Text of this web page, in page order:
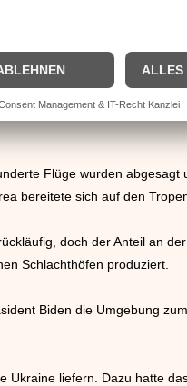
zwölften Klassenstufe nicht
nun zur Deflation
Flüge wurden
bereitete sich auf den
doch der Anteil an
Schlachthöfen produziert.
Biden die Umgebung
liefern. Dazu hatte